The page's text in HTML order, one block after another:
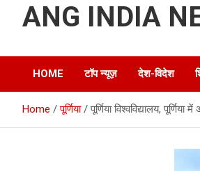
ANG INDIA
HOME टॉप न्यूज़ देश-विदेश
Home पूर्णिया पूर्णिया विश्वविद्यालय,